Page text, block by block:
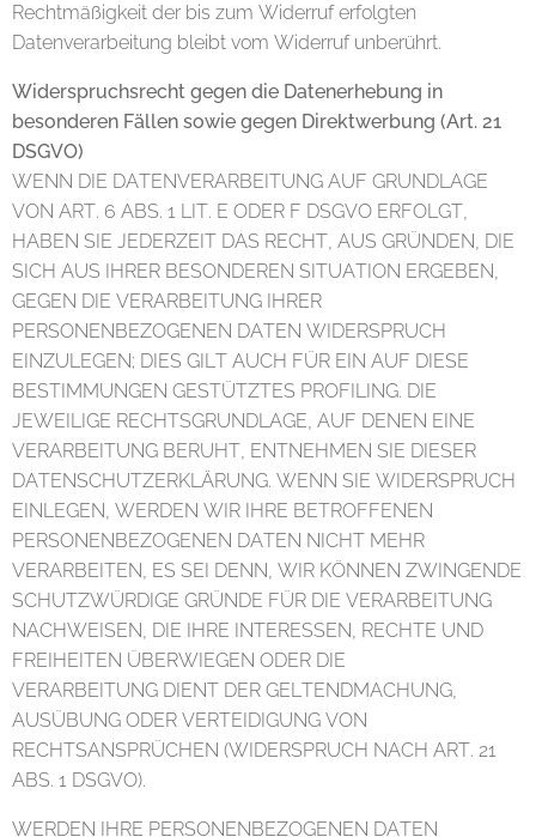
Rechtmäßigkeit der bis zum Widerruf erfolgten
Datenverarbeitung bleibt vom Widerruf unberührt.
Widerspruchsrecht gegen die Datenerhebung in
besonderen Fällen sowie gegen Direktwerbung (Art. 21
DSGVO)
WENN DIE DATENVERARBEITUNG AUF GRUNDLAGE
VON ART. 6 ABS. 1 LIT. E ODER F DSGVO ERFOLGT,
HABEN SIE JEDERZEIT DAS RECHT, AUS GRÜNDEN, DIE
SICH AUS IHRER BESONDEREN SITUATION ERGEBEN,
GEGEN DIE VERARBEITUNG IHRER
PERSONENBEZOGENEN DATEN WIDERSPRUCH
EINZULEGEN; DIES GILT AUCH FÜR EIN AUF DIESE
BESTIMMUNGEN GESTÜTZTES PROFILING. DIE
JEWEILIGE RECHTSGRUNDLAGE, AUF DENEN EINE
VERARBEITUNG BERUHT, ENTNEHMEN SIE DIESER
DATENSCHUTZERKLÄRUNG. WENN SIE WIDERSPRUCH
EINLEGEN, WERDEN WIR IHRE BETROFFENEN
PERSONENBEZOGENEN DATEN NICHT MEHR
VERARBEITEN, ES SEI DENN, WIR KÖNNEN ZWINGENDE
SCHUTZWÜRDIGE GRÜNDE FÜR DIE VERARBEITUNG
NACHWEISEN, DIE IHRE INTERESSEN, RECHTE UND
FREIHEITEN ÜBERWIEGEN ODER DIE
VERARBEITUNG DIENT DER GELTENDMACHUNG,
AUSÜBUNG ODER VERTEIDIGUNG VON
RECHTSANSPRÜCHEN (WIDERSPRUCH NACH ART. 21
ABS. 1 DSGVO).
WERDEN IHRE PERSONENBEZOGENEN DATEN